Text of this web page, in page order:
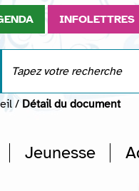
INFOLETTRES
/ Détail du document
Jeunesse